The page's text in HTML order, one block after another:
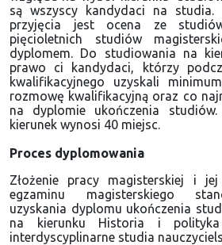
są wszyscy kandydaci na studia.
przyjęcia jest ocena ze
pięcioletnich studiów
dyplomem. Do studiowania na
prawo ci kandydaci, którzy
kwalifikacyjnego uzyskali
rozmowę kwalifikacyjną oraz co
na dyplomie ukończenia
kierunek wynosi 40 miejsc.
Proces dyplomowania
Złożenie pracy magisterskiej i
egzaminu magisterskiego
uzyskania dyplomu ukończenia
na kierunku Historia i polityka
interdyscyplinarne studia